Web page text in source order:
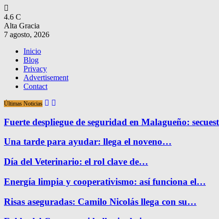
4.6 C
Alta Gracia
7 agosto, 2026
Inicio
Blog
Privacy
Advertisement
Contact
Últimas Noticias
Fuerte despliegue de seguridad en Malagueño:
Una tarde para ayudar: llega el noveno…
Día del Veterinario: el rol clave de…
Energía limpia y cooperativismo: así funciona el…
Risas aseguradas: Camilo Nicolás llega con su…